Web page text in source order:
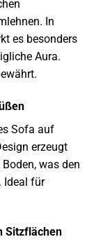
In
es besonders
Aura.
Sofa auf
erzeugt
was den
Ideal für
Sitzflächen